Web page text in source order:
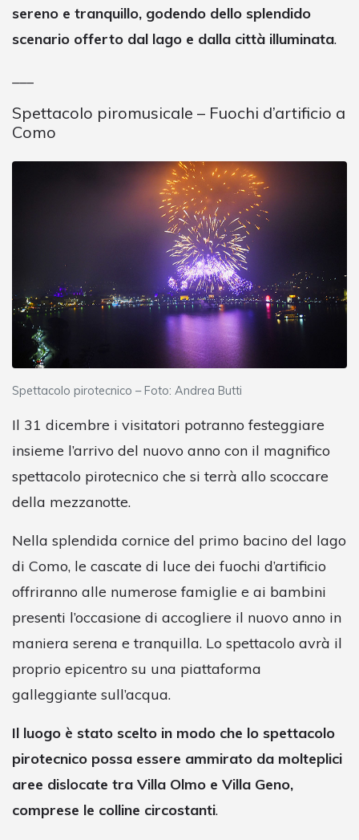
sereno e tranquillo, godendo dello splendido
scenario offerto dal lago e dalla città illuminata.
Spettacolo piromusicale – Fuochi d’artificio a
Como
Spettacolo pirotecnico – Foto: Andrea Butti
Il 31 dicembre i visitatori potranno festeggiare
insieme l’arrivo del nuovo anno con il magnifico
spettacolo pirotecnico che si terrà allo scoccare
della mezzanotte.
Nella splendida cornice del primo bacino del lago
di Como, le cascate di luce dei fuochi d’artificio
offriranno alle numerose famiglie e ai bambini
presenti l’occasione di accogliere il nuovo anno in
maniera serena e tranquilla. Lo spettacolo avrà il
proprio epicentro su una piattaforma
galleggiante sull’acqua.
Il luogo è stato scelto in modo che lo spettacolo
pirotecnico possa essere ammirato da molteplici
aree dislocate tra Villa Olmo e Villa Geno,
comprese le colline circostanti.